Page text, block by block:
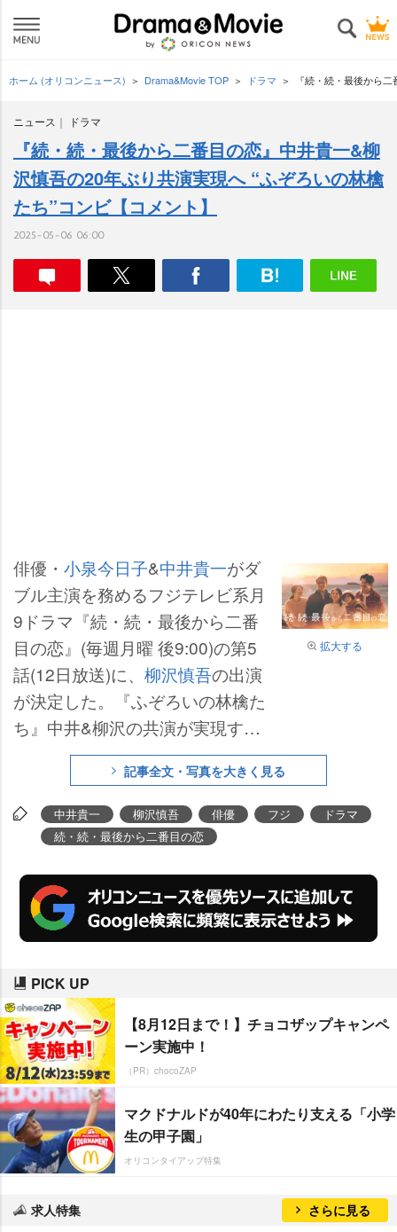
ホーム (オリコンニュース) Drama&Movie TOP ドラマ 『続・続・最後から
ニュース ドラマ
『続・続・最後から二番目の恋』中井貴一&柳
沢慎吾の20年ぶり共演実現へ “ふぞろいの林檎
たち”コンビ【コメント】
2025-05-06 06:00
拡大する
俳優・ 小泉今日子&中井貴一がダ
ブル主演を務めるフジテレビ系月
9ドラマ『続・続・最後から二番
目の恋』(毎週月曜 後9:00)の第5
話(12日放送)に、 柳沢慎吾の出演
が決定した。『ふぞろいの林檎た
ち』中井&柳沢の共演が実現す
記事全文・写真を大きく見る
中井貴一 柳沢慎吾 俳優 フジ
ドラマ
続・続・最後から二番目の恋
PICK UP
【8月12日まで！】チョコザップキャンペ
ーン実施中！
（PR）chocoZAP
マクドナルドが40年にわたり支える「小学
生の甲子園」
オリコンタイアップ特集
求人特集 さらに見る